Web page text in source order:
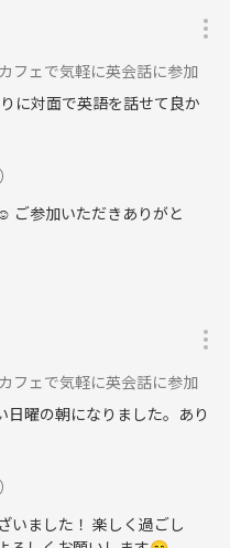
フェで気軽に英会話に参加
に対面で英語を話せて良か
ご参加いただきありがと
フェで気軽に英会話に参加
曜の朝になりました。あり
いました！ 楽しく過ごし